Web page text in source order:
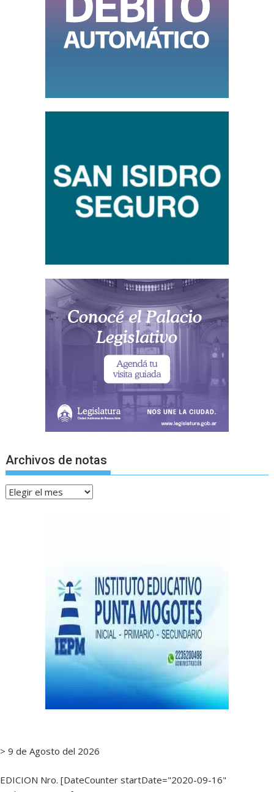
Archivos de notas
Archivos
> 9 de Agosto del 2026
EDICION Nro. [DateCounter startDate="2020-09-16"